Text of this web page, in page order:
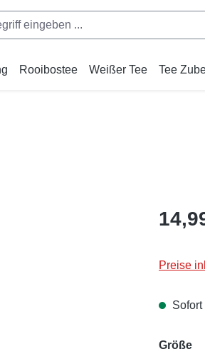
Rooibostee Weißer Tee Tee
Preise
Sofort
Größe